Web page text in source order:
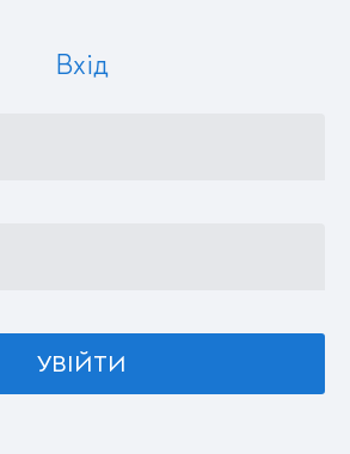
Вхід
УВІЙТИ